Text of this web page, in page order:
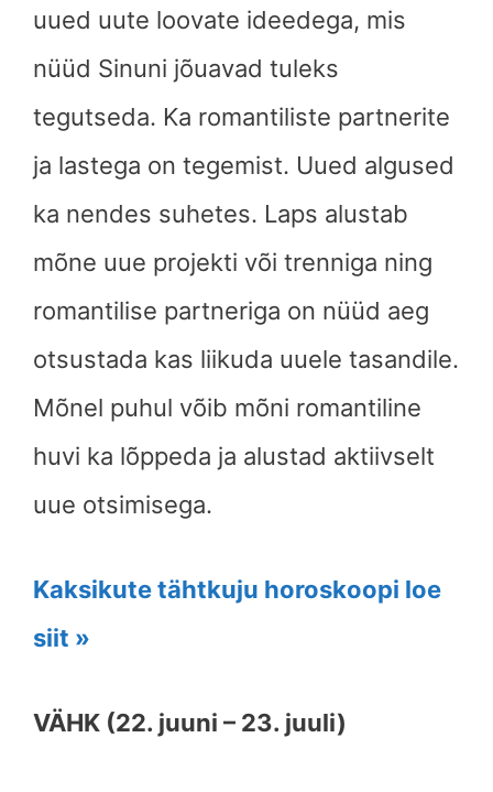
uued uute loovate ideedega, mis
nüüd Sinuni jõuavad tuleks
tegutseda. Ka romantiliste partnerite
ja lastega on tegemist. Uued algused
ka nendes suhetes. Laps alustab
mõne uue projekti või trenniga ning
romantilise partneriga on nüüd aeg
otsustada kas liikuda uuele tasandile.
Mõnel puhul võib mõni romantiline
huvi ka lõppeda ja alustad aktiivselt
uue otsimisega.
Kaksikute tähtkuju horoskoopi loe
siit »
VÄHK (22. juuni – 23. juuli)